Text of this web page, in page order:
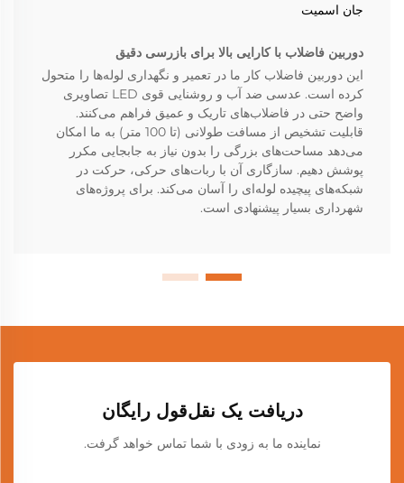
جان اسمیت
دوربین فاضلاب با کارایی بالا برای بازرسی دقیق
این دوربین فاضلاب کار ما در تعمیر و نگهداری لوله‌ها را متحول
کرده است. عدسی ضد آب و روشنایی قوی LED تصاویری
واضح حتی در فاضلاب‌های تاریک و عمیق فراهم می‌کنند.
قابلیت تشخیص از مسافت طولانی (تا 100 متر) به ما امکان
می‌دهد مساحت‌های بزرگی را بدون نیاز به جابجایی مکرر
پوشش دهیم. سازگاری آن با ربات‌های حرکی، حرکت در
شبکه‌های پیچیده لوله‌ای را آسان می‌کند. برای پروژه‌های
شهرداری بسیار پیشنهادی است.
دریافت یک نقل‌قول رایگان
نماینده ما به زودی با شما تماس خواهد گرفت.